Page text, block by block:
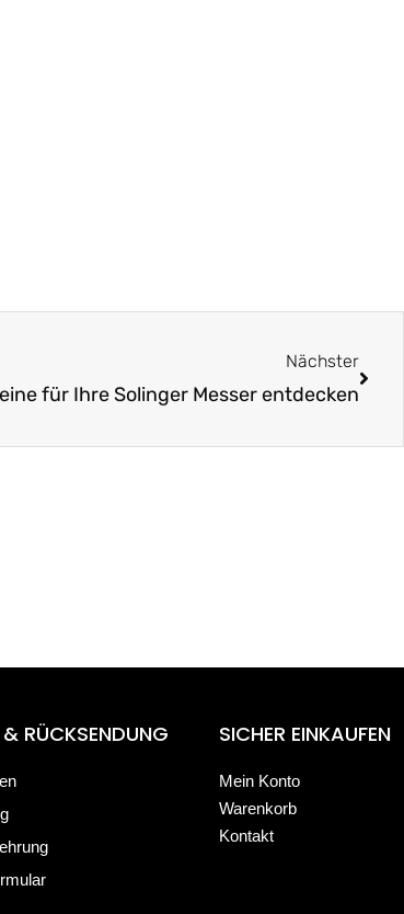
Nächster
für Ihre Solinger Messer entdecken
RÜCKSENDUNG SICHER EINKAUFEN
Mein Konto
Warenkorb
Kontakt